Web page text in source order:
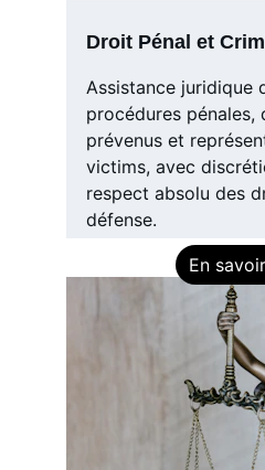
Droit Pénal et
Assistance juridique
procédures pénales,
prévenus et
victims, avec
respect absolu des
défense.
En